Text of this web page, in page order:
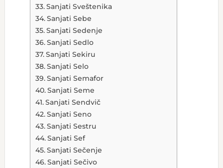
Sanjati Sveštenika
Sanjati Sebe
Sanjati Sedenje
Sanjati Sedlo
Sanjati Sekiru
Sanjati Selo
Sanjati Semafor
Sanjati Seme
Sanjati Sendvič
Sanjati Seno
Sanjati Sestru
Sanjati Sef
Sanjati Sečenje
Sanjati Sečivo